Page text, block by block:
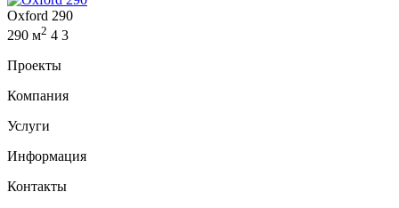
Oxford 290
290 м2 4 3
Проекты
Компания
Услуги
Информация
Контакты